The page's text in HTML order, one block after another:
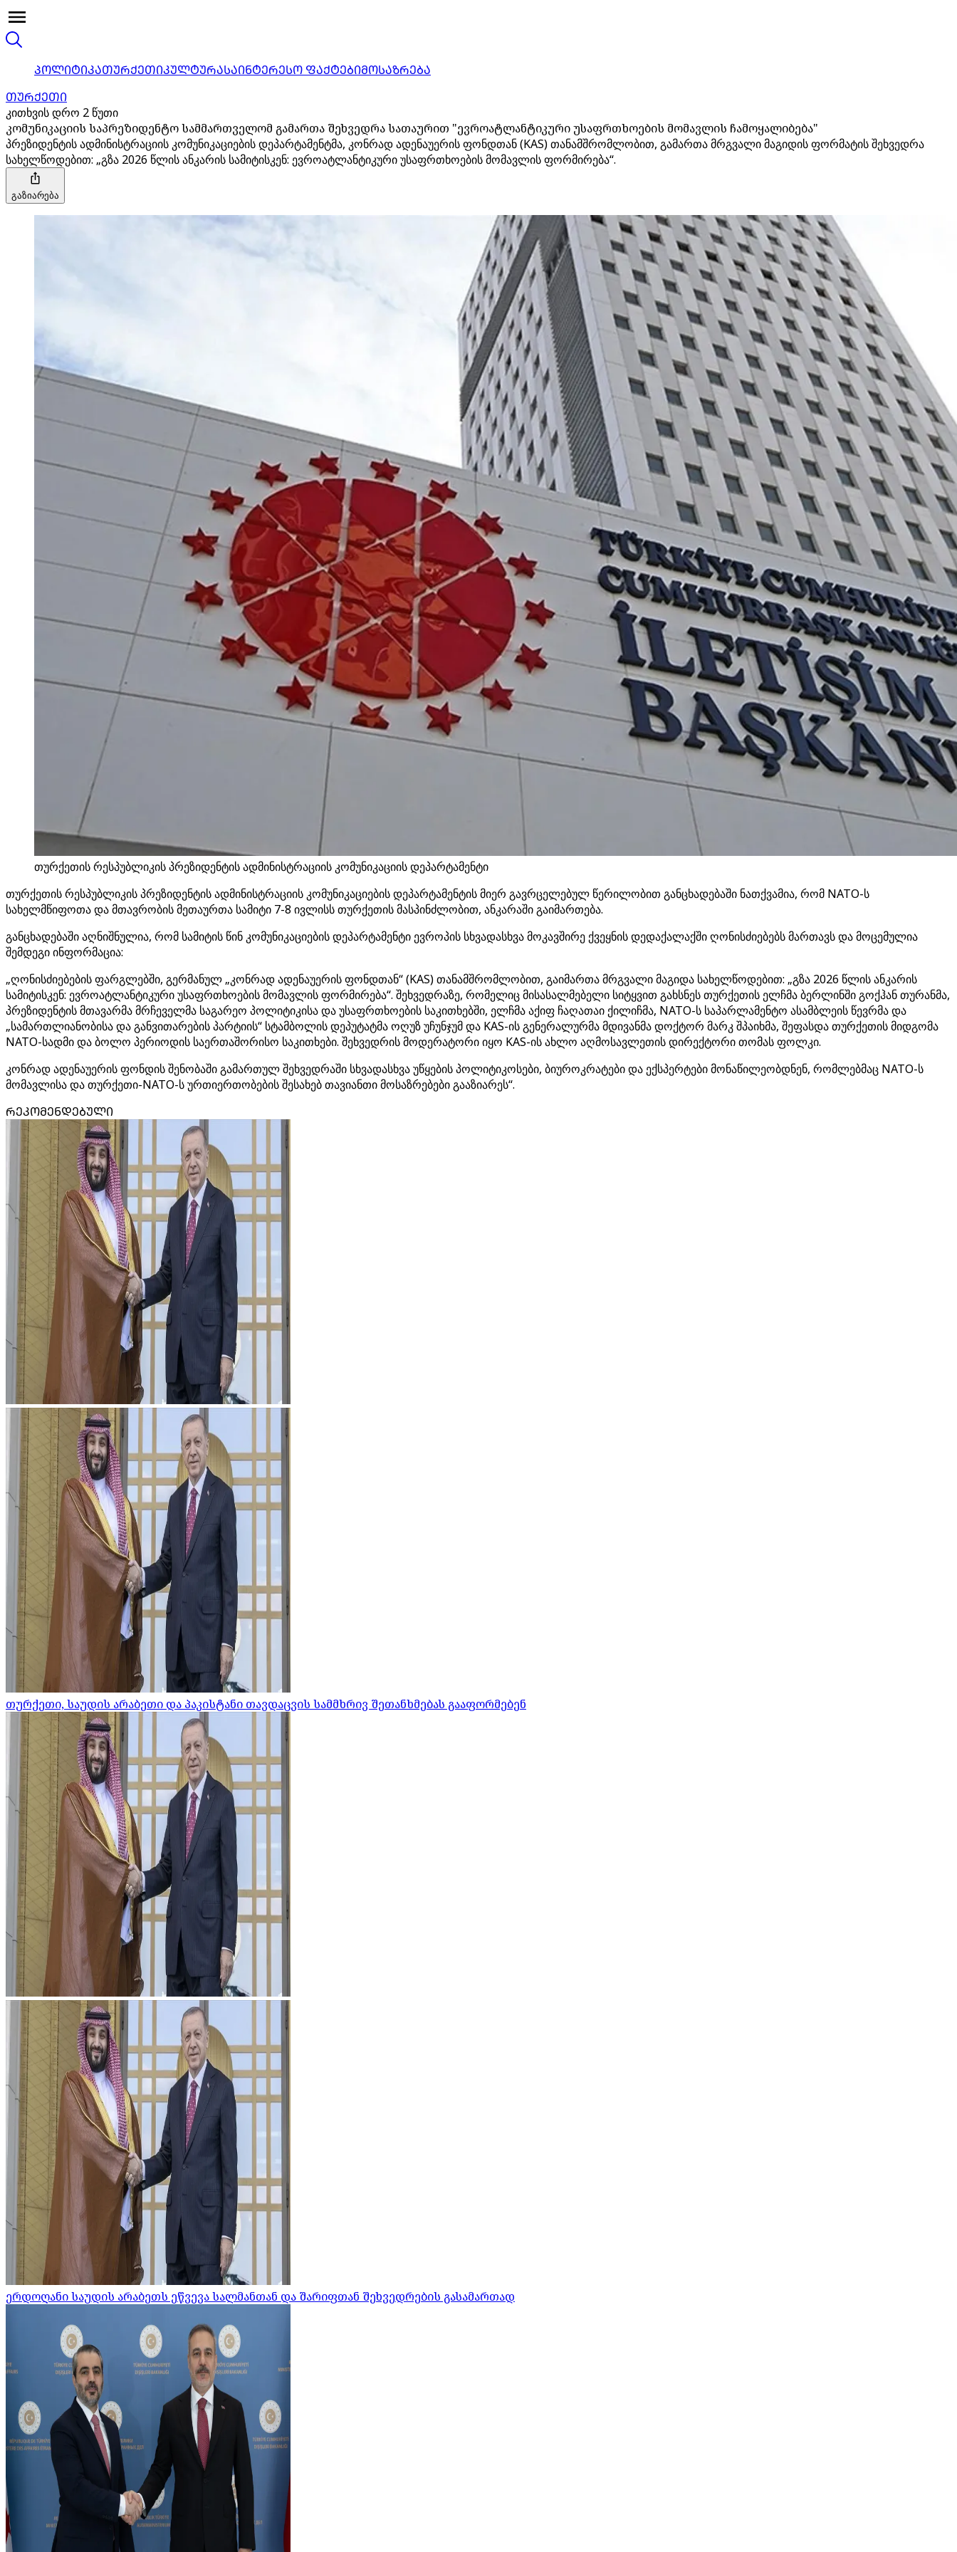
ᲞᲝᲚᲘᲢᲘᲙᲐᲗᲣᲠᲥᲔᲗᲘᲙᲣᲚᲢᲣᲠᲐᲡᲐᲘᲜᲢᲔᲠᲔᲡᲝ ᲤᲐᲥᲢᲔᲑᲘᲛᲝᲡᲐᲖᲠᲔᲑᲐ
ᲗᲣᲠᲥᲔᲗᲘ
კითხვის დრო 2 წუთი
კომუნიკაციის საპრეზიდენტო სამმართველომ გამართა შეხვედრა სათაურით "ევროატლანტიკური უსაფრთხოების მომავლის ჩამოყალიბება"
პრეზიდენტის ადმინისტრაციის კომუნიკაციების დეპარტამენტმა, კონრად ადენაუერის ფონდთან (KAS) თანამშრომლობით, გამართა მრგვალი მაგიდის ფორმატის შეხვედრა
სახელწოდებით: „გზა 2026 წლის ანკარის სამიტისკენ: ევროატლანტიკური უსაფრთხოების მომავლის ფორმირება“.
გაზიარება
თურქეთის რესპუბლიკის პრეზიდენტის ადმინისტრაციის კომუნიკაციის დეპარტამენტი
თურქეთის რესპუბლიკის პრეზიდენტის ადმინისტრაციის კომუნიკაციების დეპარტამენტის მიერ გავრცელებულ წერილობით განცხადებაში ნათქვამია, რომ NATO-ს
სახელმწიფოთა და მთავრობის მეთაურთა სამიტი 7-8 ივლისს თურქეთის მასპინძლობით, ანკარაში გაიმართება.
განცხადებაში აღნიშნულია, რომ სამიტის წინ კომუნიკაციების დეპარტამენტი ევროპის სხვადასხვა მოკავშირე ქვეყნის დედაქალაქში ღონისძიებებს მართავს და მოცემულია
შემდეგი ინფორმაცია:
„ღონისძიებების ფარგლებში, გერმანულ „კონრად ადენაუერის ფონდთან“ (KAS) თანამშრომლობით, გაიმართა მრგვალი მაგიდა სახელწოდებით: „გზა 2026 წლის ანკარის
სამიტისკენ: ევროატლანტიკური უსაფრთხოების მომავლის ფორმირება“. შეხვედრაზე, რომელიც მისასალმებელი სიტყვით გახსნეს თურქეთის ელჩმა ბერლინში გოქჰან თურანმა,
პრეზიდენტის მთავარმა მრჩეველმა საგარეო პოლიტიკისა და უსაფრთხოების საკითხებში, ელჩმა აქიფ ჩაღათაი ქილიჩმა, NATO-ს საპარლამენტო ასამბლეის წევრმა და
„სამართლიანობისა და განვითარების პარტიის“ სტამბოლის დეპუტატმა ოღუზ უჩუნჯუმ და KAS-ის გენერალურმა მდივანმა დოქტორ მარკ შპაიხმა, შეფასდა თურქეთის მიდგომა
NATO-სადმი და ბოლო პერიოდის საერთაშორისო საკითხები. შეხვედრის მოდერატორი იყო KAS-ის ახლო აღმოსავლეთის დირექტორი თომას ფოლკი.
კონრად ადენაუერის ფონდის შენობაში გამართულ შეხვედრაში სხვადასხვა უწყების პოლიტიკოსები, ბიუროკრატები და ექსპერტები მონაწილეობდნენ, რომლებმაც NATO-ს
მომავლისა და თურქეთი-NATO-ს ურთიერთობების შესახებ თავიანთი მოსაზრებები გააზიარეს“.
ᲠᲔᲙᲝᲛᲔᲜᲓᲔᲑᲣᲚᲘ
თურქეთი, საუდის არაბეთი და პაკისტანი თავდაცვის სამმხრივ შეთანხმებას გააფორმებენ
ერდოღანი საუდის არაბეთს ეწვევა სალმანთან და შარიფთან შეხვედრების გასამართად